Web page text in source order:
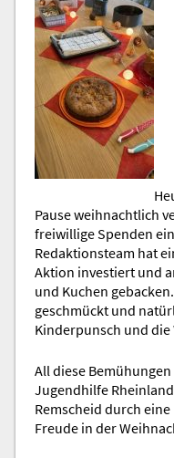
Pause weihnachtlich
freiwillige Spenden
Redaktionsteam hat
Aktion investiert und
und Kuchen
geschmückt und
Kinderpunsch und
All diese
Jugendhilfe
Remscheid durch
Freude in der